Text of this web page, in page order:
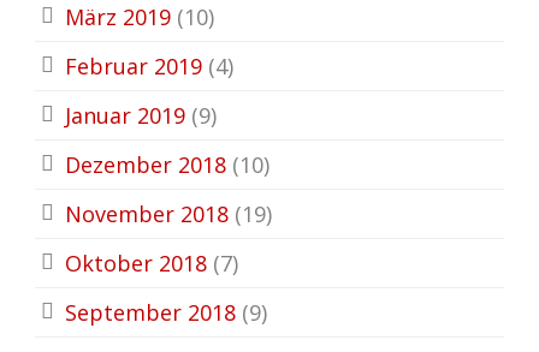
März 2019 (10)
Februar 2019 (4)
Januar 2019 (9)
Dezember 2018 (10)
November 2018 (19)
Oktober 2018 (7)
September 2018 (9)